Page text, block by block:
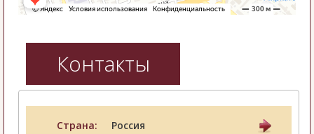
Контакты
Страна: Россия